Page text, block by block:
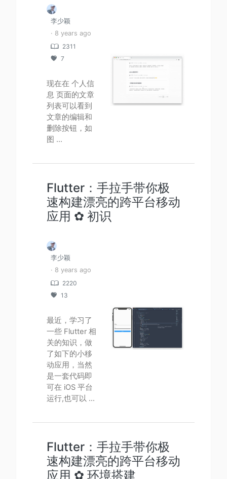
李少颖
· 8 years ago
2311
7
现在在 个人信
息 页面的文章
列表可以看到
文章的编辑和
删除按钮，如
图 ...
Flutter：手拉手带你极
速构建漂亮的跨平台移动
应用 ✿ 初识
李少颖
· 8 years ago
2220
13
最近，学习了
一些 Flutter 相
关的知识，做
了如下的小移
动应用，当然
是一套代码即
可在 iOS 平台
运行,也可以 ...
Flutter：手拉手带你极
速构建漂亮的跨平台移动
应用 ✿ 环境搭建